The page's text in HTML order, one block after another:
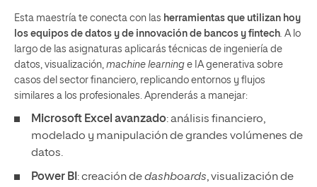
Esta maestría te conecta con las herramientas que utilizan hoy
los equipos de datos y de innovación de bancos y fintech. A lo
largo de las asignaturas aplicarás técnicas de ingeniería de
datos, visualización, machine learning e IA generativa sobre
casos del sector financiero, replicando entornos y flujos
similares a los profesionales. Aprenderás a manejar:
Microsoft Excel avanzado: análisis financiero,
modelado y manipulación de grandes volúmenes de
datos.
Power BI : creación dedashboards, visualización de